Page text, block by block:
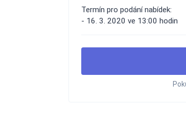
Termín pro podání nabídek:
- 16. 3. 2020 ve 13:00 hodin